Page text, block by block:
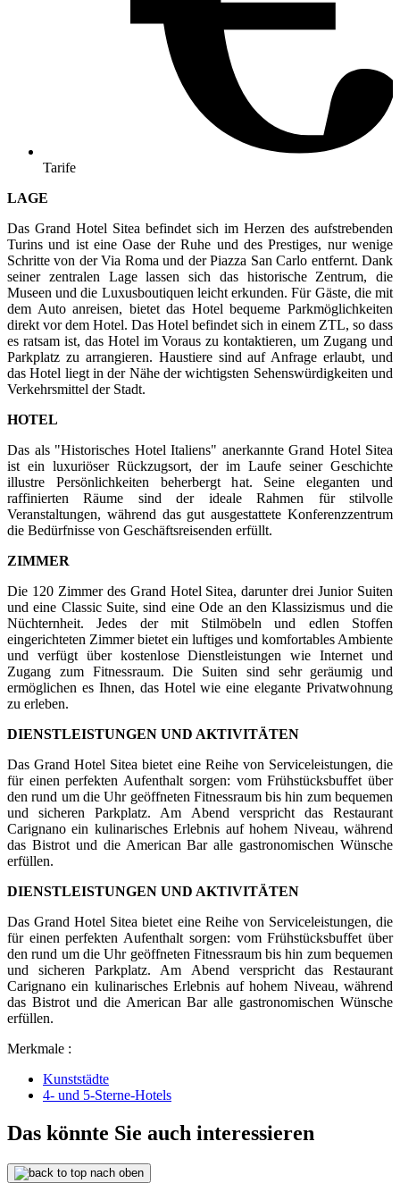
Tarife
LAGE
Das Grand Hotel Sitea befindet sich im Herzen des aufstrebenden
Turins und ist eine Oase der Ruhe und des Prestiges, nur wenige
Schritte von der Via Roma und der Piazza San Carlo entfernt. Dank
seiner zentralen Lage lassen sich das historische Zentrum, die
Museen und die Luxusboutiquen leicht erkunden. Für Gäste, die mit
dem Auto anreisen, bietet das Hotel bequeme Parkmöglichkeiten
direkt vor dem Hotel. Das Hotel befindet sich in einem ZTL, so dass
es ratsam ist, das Hotel im Voraus zu kontaktieren, um Zugang und
Parkplatz zu arrangieren. Haustiere sind auf Anfrage erlaubt, und
das Hotel liegt in der Nähe der wichtigsten Sehenswürdigkeiten und
Verkehrsmittel der Stadt.
HOTEL
Das als "Historisches Hotel Italiens" anerkannte Grand Hotel Sitea
ist ein luxuriöser Rückzugsort, der im Laufe seiner Geschichte
illustre Persönlichkeiten beherbergt hat. Seine eleganten und
raffinierten Räume sind der ideale Rahmen für stilvolle
Veranstaltungen, während das gut ausgestattete Konferenzzentrum
die Bedürfnisse von Geschäftsreisenden erfüllt.
ZIMMER
Die 120 Zimmer des Grand Hotel Sitea, darunter drei Junior Suiten
und eine Classic Suite, sind eine Ode an den Klassizismus und die
Nüchternheit. Jedes der mit Stilmöbeln und edlen Stoffen
eingerichteten Zimmer bietet ein luftiges und komfortables Ambiente
und verfügt über kostenlose Dienstleistungen wie Internet und
Zugang zum Fitnessraum. Die Suiten sind sehr geräumig und
ermöglichen es Ihnen, das Hotel wie eine elegante Privatwohnung
zu erleben.
DIENSTLEISTUNGEN UND AKTIVITÄTEN
Das Grand Hotel Sitea bietet eine Reihe von Serviceleistungen, die
für einen perfekten Aufenthalt sorgen: vom Frühstücksbuffet über
den rund um die Uhr geöffneten Fitnessraum bis hin zum bequemen
und sicheren Parkplatz. Am Abend verspricht das Restaurant
Carignano ein kulinarisches Erlebnis auf hohem Niveau, während
das Bistrot und die American Bar alle gastronomischen Wünsche
erfüllen.
DIENSTLEISTUNGEN UND AKTIVITÄTEN
Das Grand Hotel Sitea bietet eine Reihe von Serviceleistungen, die
für einen perfekten Aufenthalt sorgen: vom Frühstücksbuffet über
den rund um die Uhr geöffneten Fitnessraum bis hin zum bequemen
und sicheren Parkplatz. Am Abend verspricht das Restaurant
Carignano ein kulinarisches Erlebnis auf hohem Niveau, während
das Bistrot und die American Bar alle gastronomischen Wünsche
erfüllen.
Merkmale :
Kunststädte
4- und 5-Sterne-Hotels
Das könnte Sie auch interessieren
nach oben